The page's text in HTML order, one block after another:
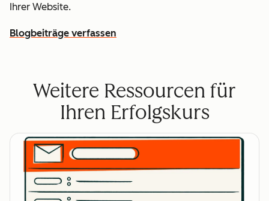
Ihrer Website.
Blogbeiträge verfassen
Weitere Ressourcen für
Ihren Erfolgskurs